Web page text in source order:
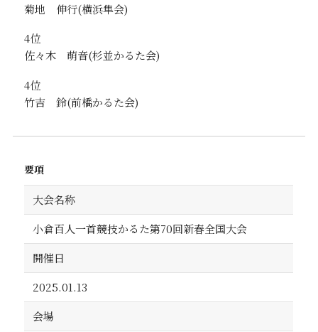
菊地 伸行
4位
佐々木 萌音
4位
竹吉 鈴
要項
大会名称
小倉百人一首競技かるた第70回新春全国大会
開催日
2025.01.13
会場